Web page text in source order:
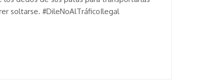
soltarse. #DileNoAlTráficoIlegal